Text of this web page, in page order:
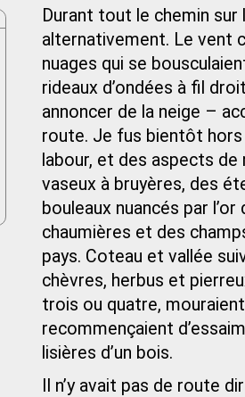
Durant tout le chemin
alternativement. Le vent
nuages qui se
rideaux d’ondées à fil
annoncer de la neige –
route. Je fus bientôt hors
labour, et des aspects
vaseux à bruyères, des
bouleaux nuancés par
chaumières et des
pays. Coteau et vallée
chèvres, herbus et
trois ou quatre,
recommençaient
lisières d’un bois.
Il n’y avait pas de route